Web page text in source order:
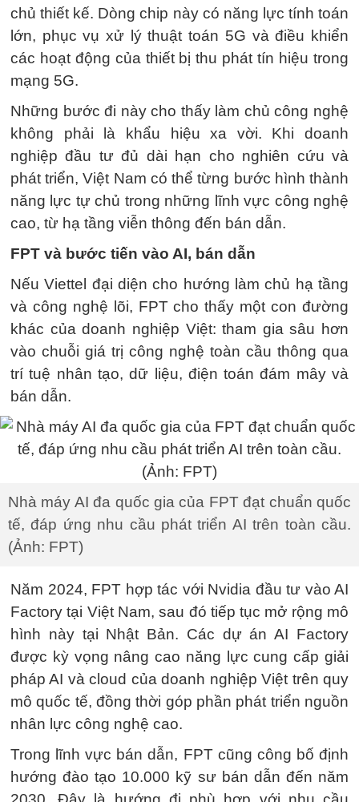
chủ thiết kế. Dòng chip này có năng lực tính toán
lớn, phục vụ xử lý thuật toán 5G và điều khiển
các hoạt động của thiết bị thu phát tín hiệu trong
mạng 5G.
Những bước đi này cho thấy làm chủ công nghệ
không phải là khẩu hiệu xa vời. Khi doanh
nghiệp đầu tư đủ dài hạn cho nghiên cứu và
phát triển, Việt Nam có thể từng bước hình thành
năng lực tự chủ trong những lĩnh vực công nghệ
cao, từ hạ tầng viễn thông đến bán dẫn.
FPT và bước tiến vào AI, bán dẫn
Nếu Viettel đại diện cho hướng làm chủ hạ tầng
và công nghệ lõi, FPT cho thấy một con đường
khác của doanh nghiệp Việt: tham gia sâu hơn
vào chuỗi giá trị công nghệ toàn cầu thông qua
trí tuệ nhân tạo, dữ liệu, điện toán đám mây và
bán dẫn.
Nhà máy AI đa quốc gia của FPT đạt chuẩn quốc
tế, đáp ứng nhu cầu phát triển AI trên toàn cầu.
(Ảnh: FPT)
Năm 2024, FPT hợp tác với Nvidia đầu tư vào AI
Factory tại Việt Nam, sau đó tiếp tục mở rộng mô
hình này tại Nhật Bản. Các dự án AI Factory
được kỳ vọng nâng cao năng lực cung cấp giải
pháp AI và cloud của doanh nghiệp Việt trên quy
mô quốc tế, đồng thời góp phần phát triển nguồn
nhân lực công nghệ cao.
Trong lĩnh vực bán dẫn, FPT cũng công bố định
hướng đào tạo 10.000 kỹ sư bán dẫn đến năm